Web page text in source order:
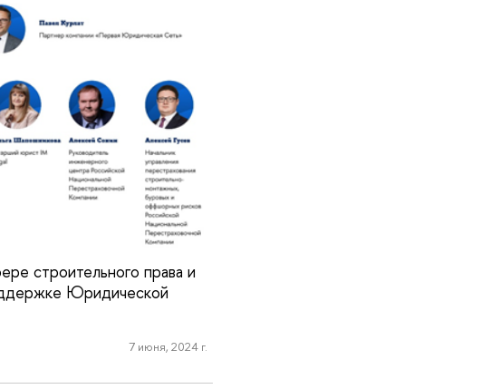
строительного права и
Юридической
7 июня, 2024 г.